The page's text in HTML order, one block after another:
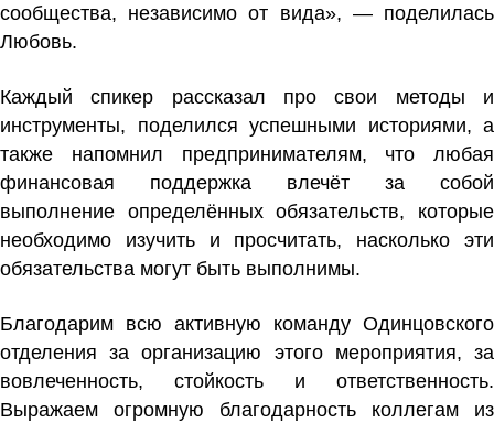
сообщества, независимо от вида», — поделилась
Любовь.
Каждый спикер рассказал про свои методы и
инструменты, поделился успешными историями, а
также напомнил предпринимателям, что любая
финансовая поддержка влечёт за собой
выполнение определённых обязательств, которые
необходимо изучить и просчитать, насколько эти
обязательства могут быть выполнимы.
Благодарим всю активную команду Одинцовского
отделения за организацию этого мероприятия, за
вовлеченность, стойкость и ответственность.
Выражаем огромную благодарность коллегам из